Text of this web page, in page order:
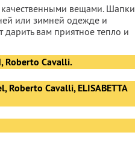
вещами. Шапки
или зимней одежде и
вам приятное тепло и
Roberto Cavalli.
Cavalli, ELISABETTA